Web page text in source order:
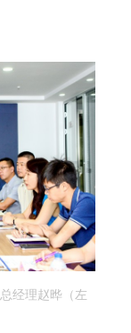
经理赵晔（左